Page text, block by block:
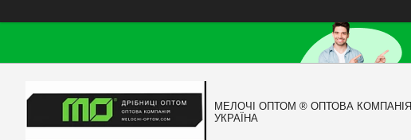
МЕЛОЧІ ОПТОМ ® ОПТОВА КОМПАНІЯ
УКРАЇНА